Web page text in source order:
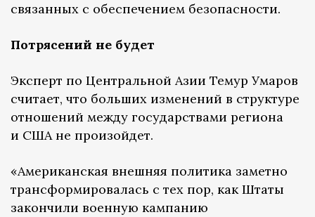
связанных с обеспечением безопасности.
Потрясений не будет
Эксперт по Центральной Азии Темур Умаров
считает, что больших изменений в структуре
отношений между государствами региона
и США не произойдет.
«Американская внешняя политика заметно
трансформировалась с тех пор, как Штаты
закончили военную кампанию